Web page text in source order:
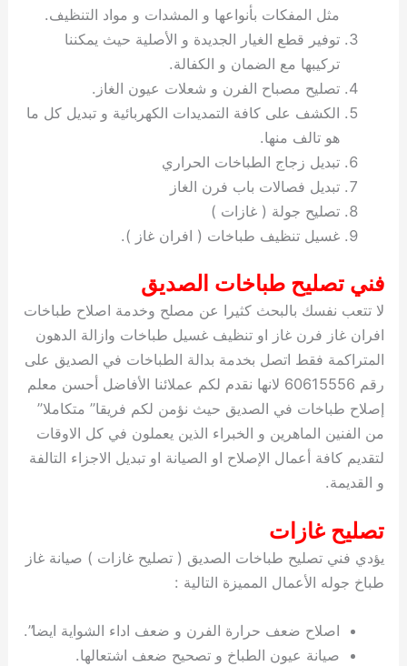
مثل المفكات بأنواعها و المشدات و مواد التنظيف.
توفير قطع الغيار الجديدة و الأصلية حيث يمكننا
تركيبها مع الضمان و الكفالة.
تصليح مصباح الفرن و شعلات عيون الغاز.
الكشف على كافة التمديدات الكهربائية و تبديل كل ما
هو تالف منها.
تبديل زجاج الطباخات الحراري
تبديل فصالات باب فرن الغاز
تصليح جولة ( غازات )
غسيل تنظيف طباخات ( افران غاز ).
فني تصليح طباخات الصديق
لا تتعب نفسك بالبحث كثيرا عن مصلح وخدمة اصلاح طباخات
افران غاز فرن غاز او تنظيف غسيل طباخات وازالة الدهون
المتراكمة فقط اتصل بخدمة بدالة الطباخات في الصديق على
رقم 60615556 لانها نقدم لكم عملائنا الأفاضل أحسن معلم
إصلاح طباخات في الصديق حيث نؤمن لكم فريقا” متكاملا”
من الفنين الماهرين و الخبراء الذين يعملون في كل الاوقات
لتقديم كافة أعمال الإصلاح او الصيانة او تبديل الاجزاء التالفة
و القديمة.
تصليح غازات
يؤدي فني تصليح طباخات الصديق ( تصليح غازات ) صيانة غاز
طباخ جوله الأعمال المميزة التالية :
اصلاح ضعف حرارة الفرن و ضعف اداء الشواية ايضا”.
صيانة عيون الطباخ و تصحيح ضعف اشتعالها.